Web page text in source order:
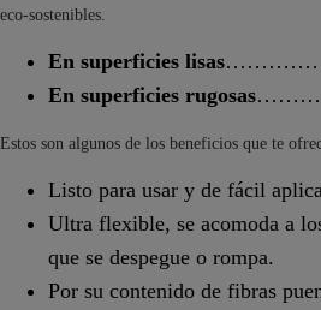
eco-sostenibles.
En superficies lisas
En superficies rugosas
Estos son algunos de los beneficios que te
Listo para usar y de fácil
Ultra flexible, se acomoda a
que se despegue o rompa.
Por su contenido de fibras